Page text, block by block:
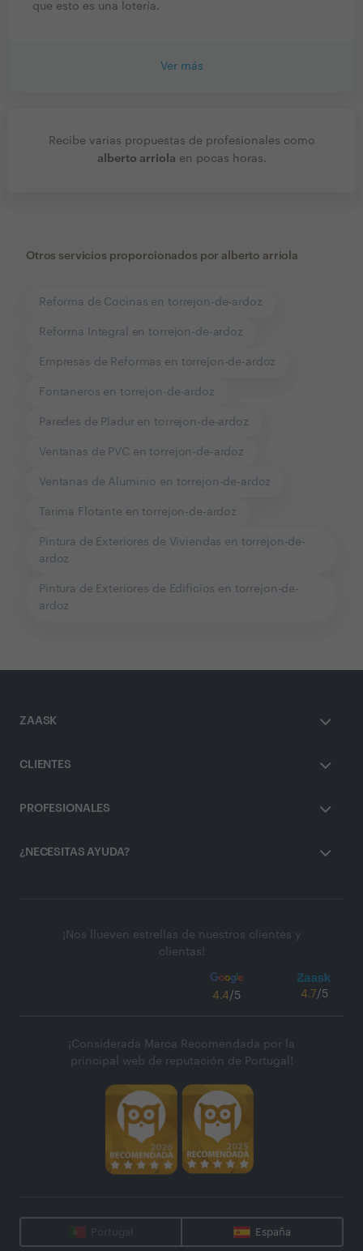
que esto es una lotería.
Ver más
Recibe varias propuestas de profesionales como
alberto arriola en pocas horas.
Otros servicios proporcionados por alberto arriola
Reforma de Cocinas en torrejon-de-ardoz
Reforma Integral en torrejon-de-ardoz
Empresas de Reformas en torrejon-de-ardoz
Fontaneros en torrejon-de-ardoz
Paredes de Pladur en torrejon-de-ardoz
Ventanas de PVC en torrejon-de-ardoz
Ventanas de Aluminio en torrejon-de-ardoz
Tarima Flotante en torrejon-de-ardoz
Pintura de Exteriores de Viviendas en torrejon-de-
ardoz
Pintura de Exteriores de Edificios en torrejon-de-
ardoz
ZAASK
CLIENTES
PROFESIONALES
¿NECESITAS AYUDA?
¡Nos llueven estrellas de nuestros clientes y
clientas!
4.4/5 4.7/5
¡Considerada Marca Recomendada por la
principal web de reputación de Portugal!
Portugal España